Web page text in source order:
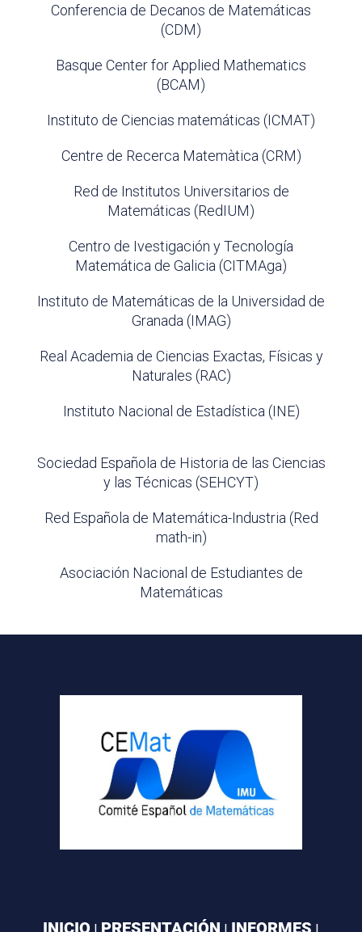
Conferencia de Decanos de Matemáticas
(CDM)
Basque Center for Applied Mathematics
(BCAM)
Instituto de Ciencias matemáticas (ICMAT)
Centre de Recerca Matemàtica (CRM)
Red de Institutos Universitarios de
Matemáticas (RedIUM)
Centro de Ivestigación y Tecnología
Matemática de Galicia (CITMAga)
Instituto de Matemáticas de la Universidad de
Granada (IMAG)
Real Academia de Ciencias Exactas, Físicas y
Naturales (RAC)
Instituto Nacional de Estadística (INE)
Sociedad Española de Historia de las Ciencias
y las Técnicas (SEHCYT)
Red Española de Matemática-Industria (Red
math-in)
Asociación Nacional de Estudiantes de
Matemáticas
INICIO PRESENTACIÓN INFORMES